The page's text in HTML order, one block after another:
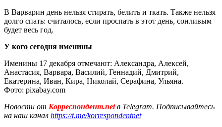
В Варварин день нельзя стирать, белить и ткать. Также нельзя
долго спать: считалось, если проспать в этот день, сонливым
будет весь год.
У кого сегодня именины
Именины 17 декабря отмечают: Александра, Алексей,
Анастасия, Варвара, Василий, Геннадий, Дмитрий,
Екатерина, Иван, Кира, Николай, Серафина, Ульяна.
Фото: pixabay.com
Новости от Корреспондент.netв Telegram. Подписывайтесь
на наш канал https://t.me/korrespondentnet